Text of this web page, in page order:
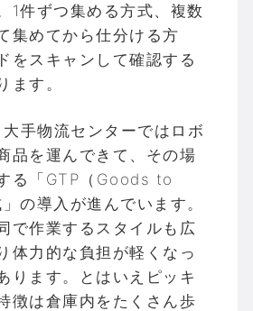
1件ずつ集める方式、複数
集めてから仕分ける方
をスキャンして確認する
ます。
手物流センターではロボ
品を運んできて、その場
る「GTP（Goods to
の導入が進んでいます。
で作業するスタイルも広
体力的な負担が軽くなっ
ります。とはいえピッキ
徴は倉庫内をたくさん歩